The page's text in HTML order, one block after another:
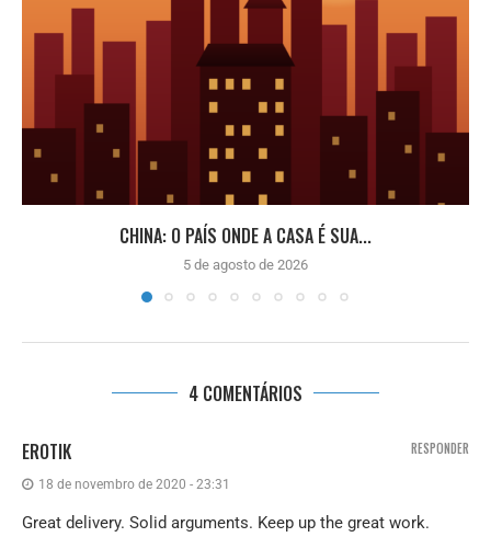
CHINA: O PAÍS ONDE A CASA É SUA...
5 de agosto de 2026
4 COMENTÁRIOS
EROTIK
18 de novembro de 2020 - 23:31
Great delivery. Solid arguments. Keep up the great work.
RESPONDER